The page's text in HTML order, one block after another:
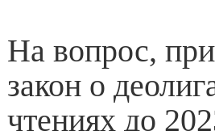
На вопрос,
закон о
чтениях до